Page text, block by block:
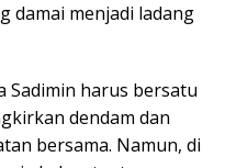
damai menjadi ladang
Sadimin harus bersatu
dendam dan
bersama. Namun, di